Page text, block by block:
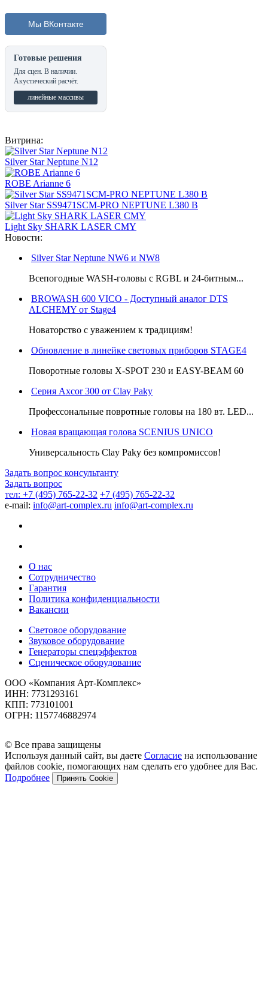
Мы ВКонтакте
Готовые решения
Для сцен. В наличии.
Акустический расчёт.
линейные массивы
Витрина:
Silver Star Neptune N12
ROBE Arianne 6
Silver Star SS9471SCM-PRO NEPTUNE L380 B
Light Sky SHARK LASER CMY
Новости:
Silver Star Neptune NW6 и NW8
Всепогодные WASH-головы с RGBL и 24-битным...
BROWASH 600 VICO - Доступный аналог DTS
ALCHEMY от Stage4
Новаторство с уважением к традициям!
Обновление в линейке световых приборов STAGE4
Поворотные головы X-SPOT 230 и EASY-BEAM 60
Серия Axcor 300 от Clay Paky
Профессональные повротные головы на 180 вт. LED...
Новая вращающая голова SCENIUS UNICO
Универсальность Clay Paky без компромиссов!
Задать вопрос консультанту
Задать вопрос
тел: +7 (495) 765-22-32 +7 (495) 765-22-32
e-mail: info@art-complex.ru info@art-complex.ru
О нас
Сотрудничество
Гарантия
Политика конфиденциальности
Вакансии
Световое оборудование
Звуковое оборудование
Генераторы спецэффектов
Сценическое оборудование
ООО «Компания Арт-Комплекс»
ИНН: 7731293161
КПП: 773101001
ОГРН: 1157746882974
© Все права защищены
Используя данный сайт, вы даете Согласие на использование
файлов cookie, помогающих нам сделать его удобнее для Вас.
Подробнее
Принять Cookie